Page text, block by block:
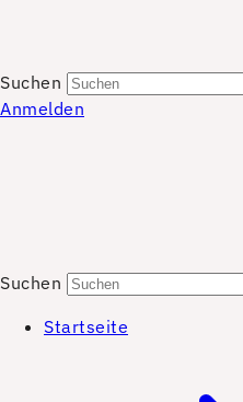
Suchen
Anmelden
Suchen
Startseite